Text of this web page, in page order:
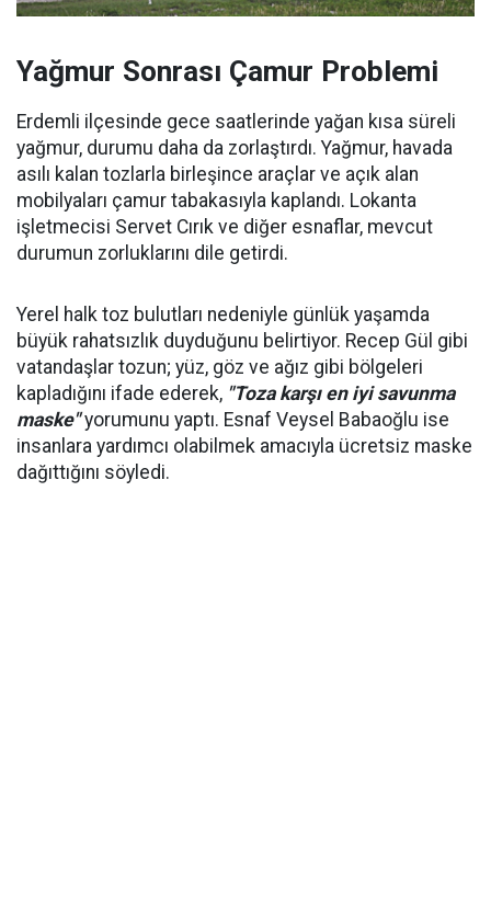
Yağmur Sonrası Çamur Problemi
Erdemli ilçesinde gece saatlerinde yağan kısa süreli
yağmur, durumu daha da zorlaştırdı. Yağmur, havada
asılı kalan tozlarla birleşince araçlar ve açık alan
mobilyaları çamur tabakasıyla kaplandı. Lokanta
işletmecisi Servet Cırık ve diğer esnaflar, mevcut
durumun zorluklarını dile getirdi.
Yerel halk toz bulutları nedeniyle günlük yaşamda
büyük rahatsızlık duyduğunu belirtiyor. Recep Gül gibi
vatandaşlar tozun; yüz, göz ve ağız gibi bölgeleri
kapladığını ifade ederek, "Toza karşı en iyi savunma
maske"yorumunu yaptı. Esnaf Veysel Babaoğlu ise
insanlara yardımcı olabilmek amacıyla ücretsiz maske
dağıttığını söyledi.